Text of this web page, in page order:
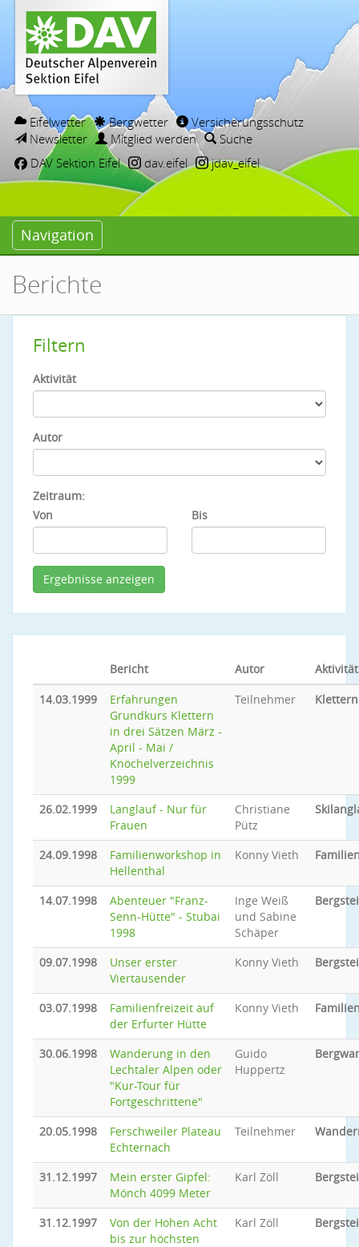
Eifelwetter Bergwetter
Versicherungsschutz
Newsletter
Mitglied werden
Suche
DAV Sektion Eifel
dav.eifel jdav_eifel
Navigation
Berichte
Filtern
Aktivität
Autor
Zeitraum:
Von
Bis
Bericht Autor
Aktivität
14.03.1999
Erfahrungen
Grundkurs Klettern
in drei Sätzen März -
April - Mai /
Knöchelverzeichnis
1999
Teilnehmer Klettern
26.02.1999
Langlauf - Nur für
Frauen
Christiane
Pütz
24.09.1998
Familienworkshop in
Hellenthal
Konny Vieth
14.07.1998
Abenteuer "Franz-
Senn-Hütte" - Stubai
1998
Inge Weiß
und Sabine
Schäper
09.07.1998
Unser erster
Viertausender
Konny Vieth
03.07.1998
Familienfreizeit auf
der Erfurter Hütte
Konny Vieth
30.06.1998
Wanderung in den
Lechtaler Alpen oder
"Kur-Tour für
Fortgeschrittene"
Guido
Huppertz
20.05.1998
Ferschweiler Plateau
Echternach
Teilnehmer
31.12.1997
Mein erster Gipfel:
Mönch 4099 Meter
Karl Zöll
31.12.1997
Von der Hohen Acht
bis zur höchsten
Karl Zöll